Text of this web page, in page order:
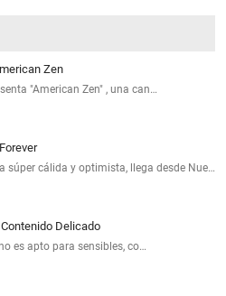
Zen
"American Zen" , una can…
súper cálida y optimista, llega desde Nue…
Delicado
es apto para sensibles, co…